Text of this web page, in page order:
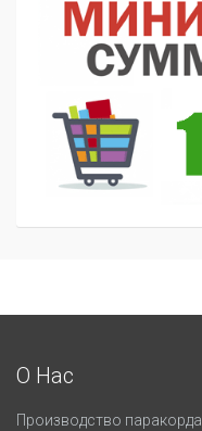
О Нас
Производство паракорда,